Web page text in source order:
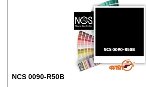
NCS 0090-R50B